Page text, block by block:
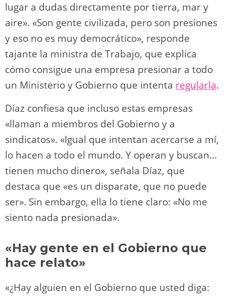
lugar a dudas directamente por tierra, mar y
aire». «Son gente civilizada, pero son presiones
y eso no es muy democrático», responde
tajante la ministra de Trabajo, que explica
cómo consigue una empresa presionar a todo
un Ministerio y Gobierno que intenta regularla.
Díaz confiesa que incluso estas empresas
«llaman a miembros del Gobierno y a
sindicatos». «Igual que intentan acercarse a mí,
lo hacen a todo el mundo. Y operan y buscan…
tienen mucho dinero», señala Díaz, que
destaca que «es un disparate, que no puede
ser». Sin embargo, ella lo tiene claro: «No me
siento nada presionada».
«Hay gente en el Gobierno que
hace relato»
«¿Hay alguien en el Gobierno que usted diga: